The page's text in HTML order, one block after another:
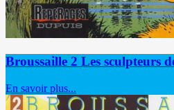
Broussaille 2 Les sculpteurs
En savoir plus...